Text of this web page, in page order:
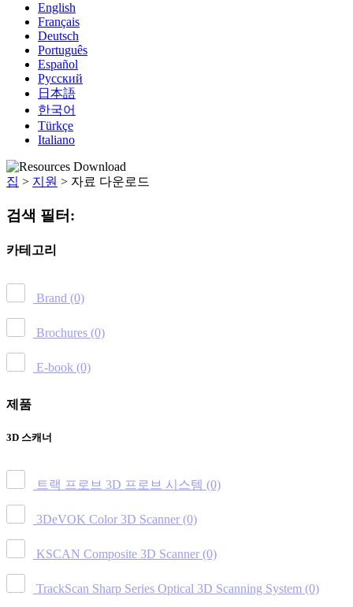
English
Français
Deutsch
Português
Español
Русский
日本語
한국어
Türkçe
Italiano
집 > 지원 > 자료 다운로드
검색 필터:
카테고리
Brand (0)
Brochures (0)
E-book (0)
제품
3D 스캐너
트랙 프로브 3D 프로브 시스템 (0)
3DeVOK Color 3D Scanner (0)
KSCAN Composite 3D Scanner (0)
TrackScan Sharp Series Optical 3D Scanning System (0)